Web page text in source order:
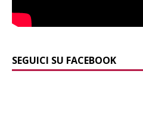
SEGUICI SU FACEBOOK